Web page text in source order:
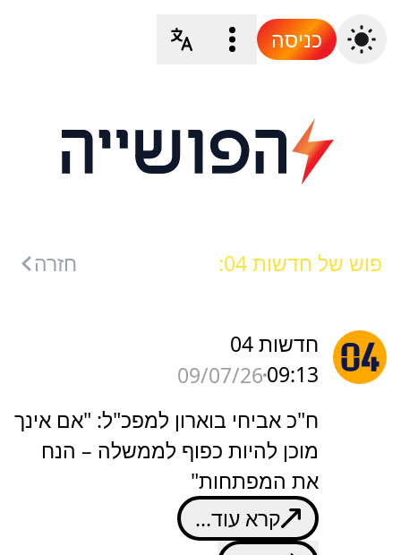
כניסה
פוש של חדשות 04: חזרה
חדשות 04
09:13
09/07/26
ח"כ אביחי בוארון למפכ"ל: "אם אינך
מוכן להיות כפוף לממשלה – הנח
את המפתחות"
קרא עוד...